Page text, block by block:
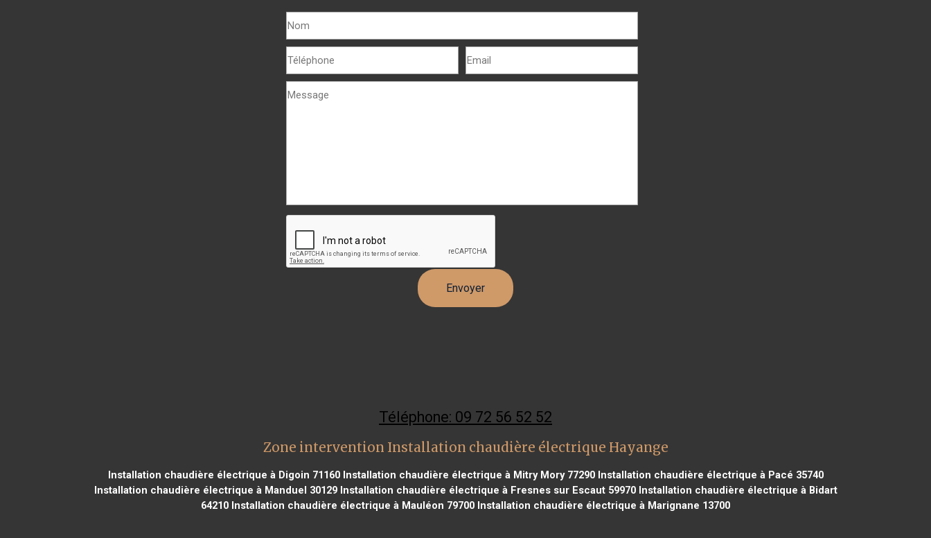
Téléphone: 09 72 56 52 52
Zone intervention Installation chaudière électrique Hayange
Installation chaudière électrique à Digoin 71160Installation chaudière électrique à Mitry Mory 77290Installation chaudière électrique à Pacé 35740
Installation chaudière électrique à Manduel 30129Installation chaudière électrique à Fresnes sur Escaut 59970Installation chaudière électrique à Bidart
64210 Installation chaudière électrique à Mauléon 79700 Installation chaudière électrique à Marignane 13700